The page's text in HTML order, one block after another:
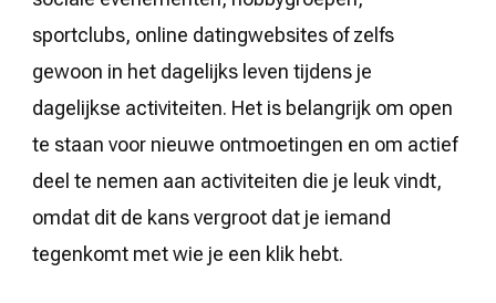
sportclubs, online datingwebsites of zelfs
gewoon in het dagelijks leven tijdens je
dagelijkse activiteiten. Het is belangrijk om open
te staan voor nieuwe ontmoetingen en om actief
deel te nemen aan activiteiten die je leuk vindt,
omdat dit de kans vergroot dat je iemand
tegenkomt met wie je een klik hebt.